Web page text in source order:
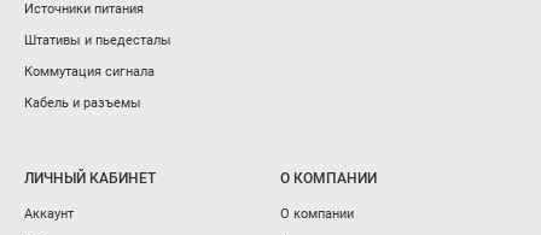
Источники питания
Штативы и пьедесталы
Коммутация сигнала
Кабель и разъемы
ЛИЧНЫЙ КАБИНЕТ
Аккаунт
О КОМПАНИИ
О компании